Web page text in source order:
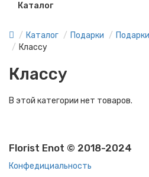
Каталог
Каталог Подарки
Классу
Классу
В этой категории нет товаров.
Florist Enot © 2018-2024
Конфедициальность